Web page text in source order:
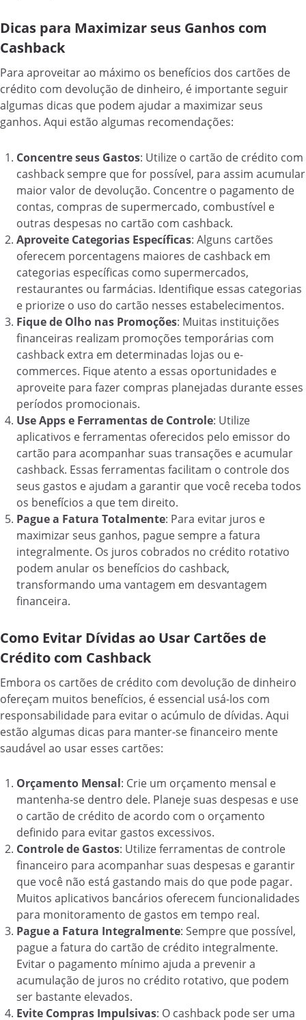
Dicas para Maximizar seus Ganhos com
Cashback
Para aproveitar ao máximo os benefícios dos cartões de
crédito com devolução de dinheiro, é importante seguir
algumas dicas que podem ajudar a maximizar seus
ganhos. Aqui estão algumas recomendações:
Concentre seus Gastos: Utilize o cartão de crédito com
cashback sempre que for possível, para assim acumular
maior valor de devolução. Concentre o pagamento de
contas, compras de supermercado, combustível e
outras despesas no cartão com cashback.
Aproveite Categorias Específicas: Alguns cartões
oferecem porcentagens maiores de cashback em
categorias específicas como supermercados,
restaurantes ou farmácias. Identifique essas categorias
e priorize o uso do cartão nesses estabelecimentos.
Fique de Olho nas Promoções: Muitas instituições
financeiras realizam promoções temporárias com
cashback extra em determinadas lojas ou e-
commerces. Fique atento a essas oportunidades e
aproveite para fazer compras planejadas durante esses
períodos promocionais.
Use Apps e Ferramentas de Controle: Utilize
aplicativos e ferramentas oferecidos pelo emissor do
cartão para acompanhar suas transações e acumular
cashback. Essas ferramentas facilitam o controle dos
seus gastos e ajudam a garantir que você receba todos
os benefícios a que tem direito.
Pague a Fatura Totalmente: Para evitar juros e
maximizar seus ganhos, pague sempre a fatura
integralmente. Os juros cobrados no crédito rotativo
podem anular os benefícios do cashback,
transformando uma vantagem em desvantagem
financeira.
Como Evitar Dívidas ao Usar Cartões de
Crédito com Cashback
Embora os cartões de crédito com devolução de dinheiro
ofereçam muitos benefícios, é essencial usá-los com
responsabilidade para evitar o acúmulo de dívidas. Aqui
estão algumas dicas para manter-se financeiro mente
saudável ao usar esses cartões:
Orçamento Mensal: Crie um orçamento mensal e
mantenha-se dentro dele. Planeje suas despesas e use
o cartão de crédito de acordo com o orçamento
definido para evitar gastos excessivos.
Controle de Gastos: Utilize ferramentas de controle
financeiro para acompanhar suas despesas e garantir
que você não está gastando mais do que pode pagar.
Muitos aplicativos bancários oferecem funcionalidades
para monitoramento de gastos em tempo real.
Pague a Fatura Integralmente: Sempre que possível,
pague a fatura do cartão de crédito integralmente.
Evitar o pagamento mínimo ajuda a prevenir a
acumulação de juros no crédito rotativo, que podem
ser bastante elevados.
Evite Compras Impulsivas: O cashback pode ser uma